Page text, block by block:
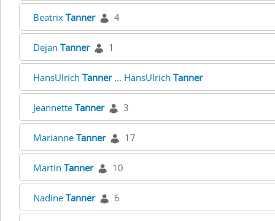
Beatrix Tanner 4
Dejan Tanner 1
HansUlrich Tanner... HansUlrich Tanner
Jeannette Tanner 3
Marianne Tanner 17
Martin Tanner 10
Nadine Tanner 6